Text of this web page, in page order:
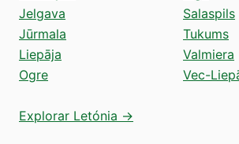
Jelgava
Jūrmala
Liepāja
Ogre
Salaspils
Tukums
Valmiera
Vec-
Explorar Letónia →